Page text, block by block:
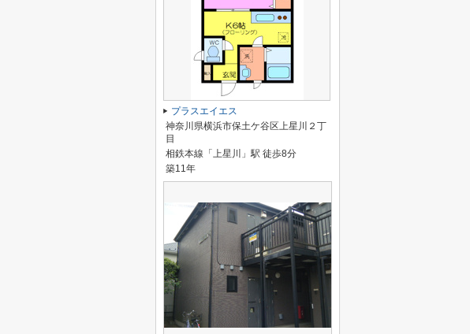
プラスエイエス
神奈川県横浜市保土ケ谷区上星川２丁
目
相鉄本線「上星川」駅 徒歩8分
築11年